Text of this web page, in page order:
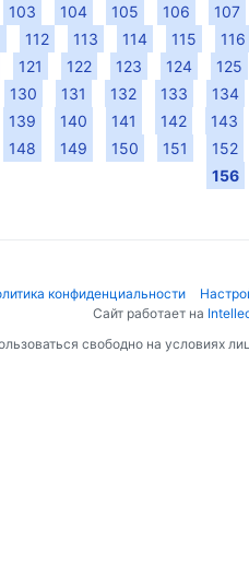
103 104 105 106
107
112 113 114 115
116
121 122 123 124
125
130 131 132 133
134
139 140 141 142
143
148 149 150 151
152
156
конфиденциальности
Сайт работает на
свободно на условиях